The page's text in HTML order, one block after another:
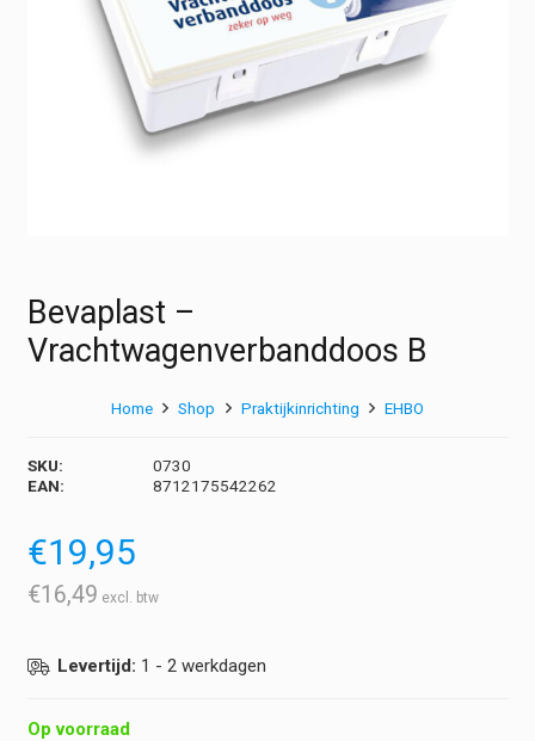
Bevaplast –
Vrachtwagenverbanddoos B
Home Shop Praktijkinrichting EHBO
SKU:
0730
EAN:
8712175542262
€19,95
€16,49
Levertijd: 1 - 2 werkdagen
Op voorraad